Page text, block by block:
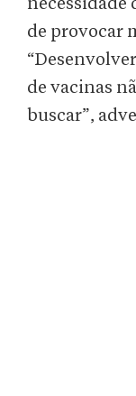
necessidade
de provocar
de vacinas
buscar”,